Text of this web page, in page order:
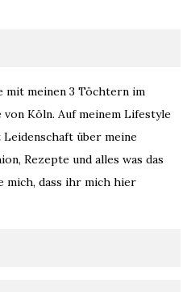
mit meinen 3 Töchtern im
von Köln. Auf meinem Lifestyle
über meine
Rezepte und alles was das
mich, dass ihr mich hier